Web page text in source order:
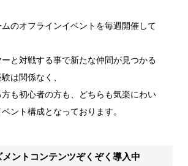
のオフラインイベントを毎週開催して
と対戦する事で新たな仲間が見つかる
は関係なく、
も初心者の方も、どちらも気楽にわい
ント構成となっております。
ントコンテンツぞくぞく導入中